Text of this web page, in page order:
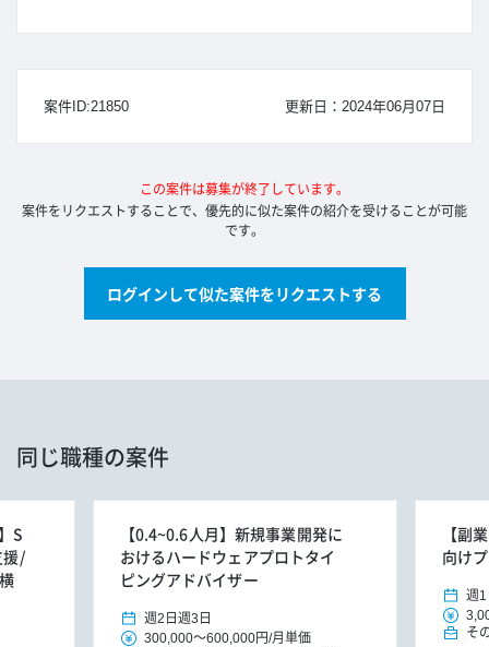
更新日：2024年06月07日
案件ID:21850
この案件は募集が終了しています。
案件をリクエストすることで、優先的に似た案件の紹介を受けることが可能
です。
ログインして似た案件をリクエストする
同じ職種の案件
S
援/
【0.4~0.6人月】新規事業開発に
おけるハードウェアプロトタイ
ピングアドバイザー
週2日 週3日
300,000～600,000円/月単価
【副
向け
週1
そ